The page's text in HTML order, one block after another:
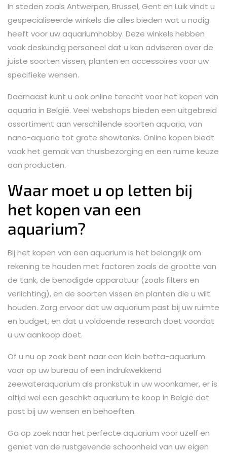
In steden zoals Antwerpen, Brussel, Gent en Luik vindt u
gespecialiseerde winkels die alles bieden wat u nodig
heeft voor uw aquariumhobby. Deze winkels hebben
vaak deskundig personeel dat u kan adviseren over de
juiste soorten vissen, planten en accessoires voor uw
specifieke wensen.
Daarnaast kunt u ook online terecht voor het kopen van
aquaria in België. Veel webshops bieden een uitgebreid
assortiment aan verschillende soorten aquaria, van
nano-aquaria tot grote showtanks. Online kopen biedt
vaak het gemak van thuisbezorging en een ruime keuze
aan producten.
Waar moet u op letten bij
het kopen van een
aquarium?
Bij het kopen van een aquarium is het belangrijk om
rekening te houden met factoren zoals de grootte van
de tank, de benodigde apparatuur (zoals filters en
verlichting), en de soorten vissen en planten die u wilt
houden. Zorg ervoor dat uw aquarium past bij uw ruimte
en budget, en dat u voldoende research doet voordat
u uw aankoop doet.
Of u nu op zoek bent naar een klein betta-aquarium
voor op uw bureau of een indrukwekkend
zeewateraquarium als pronkstuk in uw woonkamer, er is
altijd wel een geschikt aquarium te koop in België dat
past bij uw wensen en behoeften.
Ga op zoek naar het perfecte aquarium voor uzelf en
geniet van de rustgevende schoonheid van uw eigen